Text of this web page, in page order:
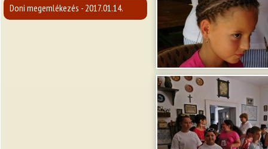
Doni megemlékezés - 2017.01.14.